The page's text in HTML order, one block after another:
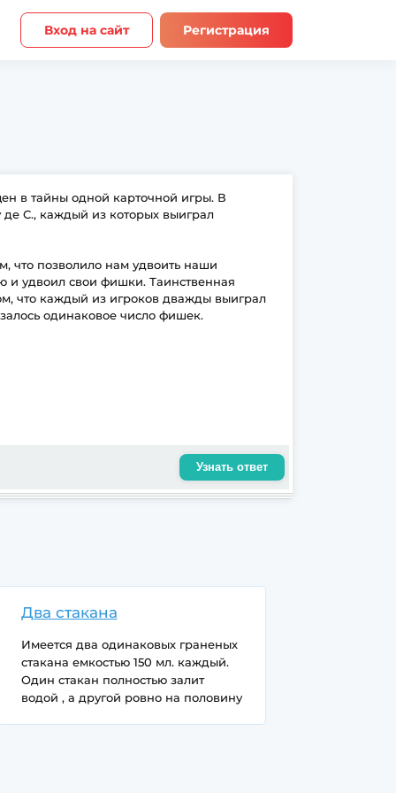
Вход на сайт Регистрация
в тайны одной карточной игры. В
С., каждый из которых выиграл
что позволило нам удвоить наши
и удвоил свои фишки. Таинственная
что каждый из игроков дважды выиграл
одинаковое число фишек.
Узнать ответ
Два стакана
Имеется два одинаковых граненых
стакана емкостью 150 мл. каждый.
Один стакан полностью залит
водой , а другой ровно на половину